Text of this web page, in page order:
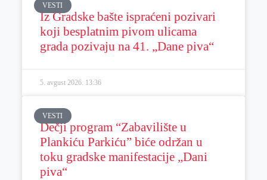
VESTI
Iz Gradske bašte ispraćeni pozivari
koji besplatnim pivom ulicama
grada pozivaju na 41. „Dane piva“
5. avgust 2026. 13:36
VESTI
Dečji program “Zabavilište u
Plankiću Parkiću” biće održan u
toku gradske manifestacije „Dani
piva“